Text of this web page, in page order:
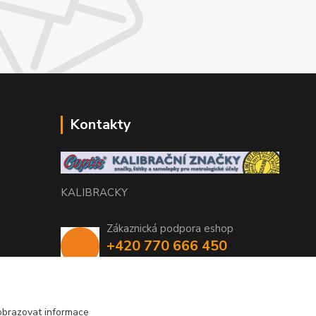
Kontakty
KALIBRACKY
Zákaznická podpora eshop
+420 770 666 450
informace